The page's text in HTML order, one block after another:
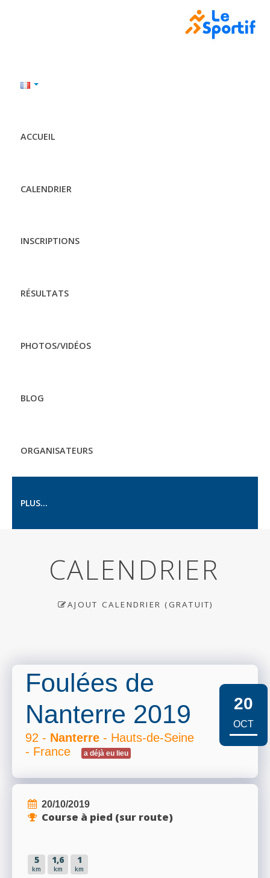
ACCUEIL
CALENDRIER
INSCRIPTIONS
RÉSULTATS
PHOTOS/VIDÉOS
BLOG
ORGANISATEURS
PLUS...
CALENDRIER
AJOUT CALENDRIER (GRATUIT)
Foulées de
Nanterre 2019
92 - Nanterre - Hauts-de-Seine
- France
a déjà eu lieu
20
OCT
20/10/2019
Course à pied (sur route)
5
km
1,6
km
1
km